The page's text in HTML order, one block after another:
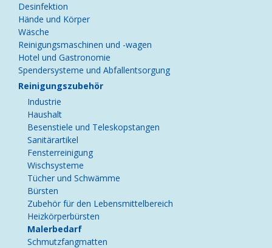
Desinfektion
Hände und Körper
Wäsche
Reinigungsmaschinen und -wagen
Hotel und Gastronomie
Spendersysteme und Abfallentsorgung
Reinigungszubehör
Industrie
Haushalt
Besenstiele und Teleskopstangen
Sanitärartikel
Fensterreinigung
Wischsysteme
Tücher und Schwämme
Bürsten
Zubehör für den Lebensmittelbereich
Heizkörperbürsten
Malerbedarf
Schmutzfangmatten